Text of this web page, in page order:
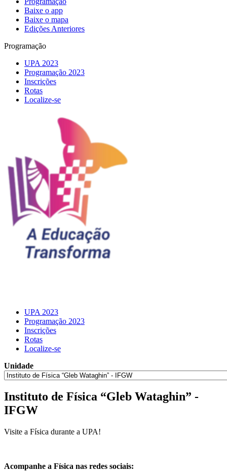
Baixe o app
Baixe o mapa
Edições Anteriores
Programação
UPA 2023
Programação 2023
Inscrições
Rotas
Localize-se
UPA 2023
Programação 2023
Inscrições
Rotas
Localize-se
Unidade
Instituto de Física “Gleb Wataghin” -
IFGW
Visite a Física durante a UPA!
Acompanhe a Física nas redes sociais: